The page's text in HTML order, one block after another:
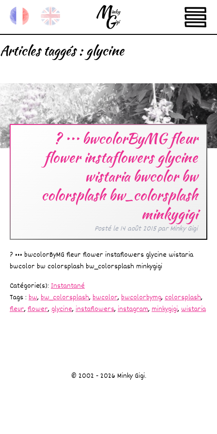
Articles taggés :glycine
? ••• bwcolorByMG fleur
flower instaflowers glycine
wistaria bwcolor bw
colorsplash bw_colorsplash
minkygigi
Posté le14 août 2015parMinky Gigi
? ••• bwcolorByMG fleur flower instaflowers glycine wistaria
bwcolor bw colorsplash bw_colorsplash minkygigi
Catégorie(s): Instantané
Tags : bw,bw_colorsplash,bwcolor,bwcolorbymg,colorsplash,
fleur,flower,glycine,instaflowers,instagram,minkygigi,wistaria
© 2002 - 2026 Minky Gigi.